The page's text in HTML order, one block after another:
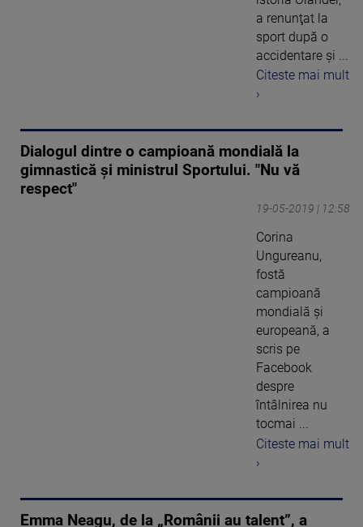
a renunţat la
sport după o
accidentare şi ...
Citeste mai mult
›
Dialogul dintre o campioană mondială la
gimnastică şi ministrul Sportului. "Nu vă
respect"
19-05-2019 | 12:58
Corina
Ungureanu,
fostă
campioană
mondială şi
europeană, a
scris pe
Facebook
despre
întâlnirea nu
tocmai ...
Citeste mai mult
›
Emma Neagu, de la „Românii au talent”, a